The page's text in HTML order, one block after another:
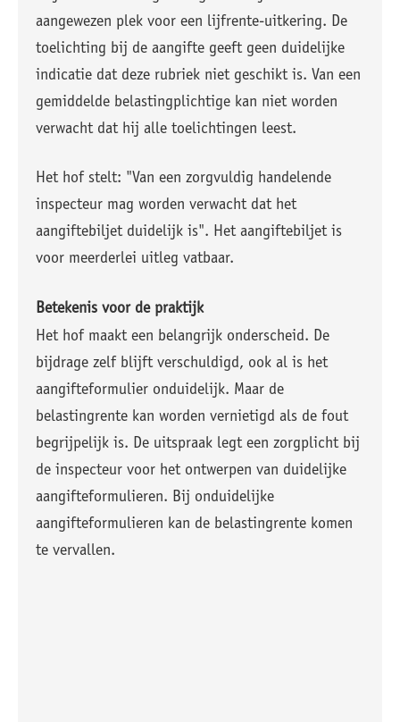
aangewezen plek voor een lijfrente-uitkering. De
toelichting bij de aangifte geeft geen duidelijke
indicatie dat deze rubriek niet geschikt is. Van een
gemiddelde belastingplichtige kan niet worden
verwacht dat hij alle toelichtingen leest.
Het hof stelt: "Van een zorgvuldig handelende
inspecteur mag worden verwacht dat het
aangiftebiljet duidelijk is". Het aangiftebiljet is
voor meerderlei uitleg vatbaar.
Betekenis voor de praktijk
Het hof maakt een belangrijk onderscheid. De
bijdrage zelf blijft verschuldigd, ook al is het
aangifteformulier onduidelijk. Maar de
belastingrente kan worden vernietigd als de fout
begrijpelijk is. De uitspraak legt een zorgplicht bij
de inspecteur voor het ontwerpen van duidelijke
aangifteformulieren. Bij onduidelijke
aangifteformulieren kan de belastingrente komen
te vervallen.